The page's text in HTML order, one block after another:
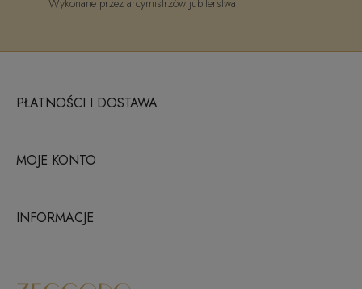
Wykonane przez arcymistrzów jubilerstwa
PŁATNOŚCI I DOSTAWA
MOJE KONTO
INFORMACJE